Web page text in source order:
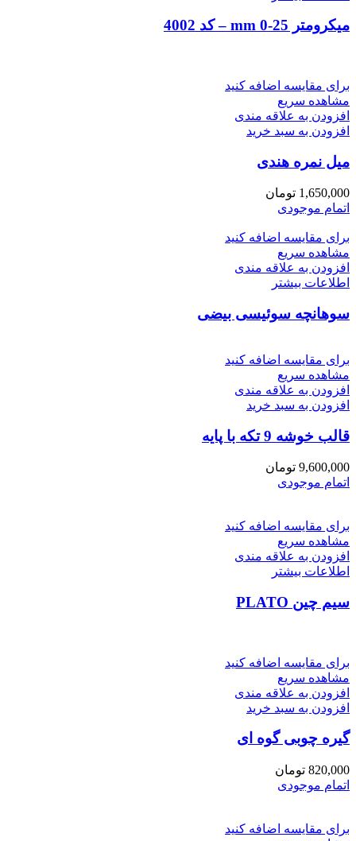
میکرومتر mm 0-25 – کد 4002
برای مقایسه اضافه کنید
مشاهده سریع
افزودن به علاقه مندی
افزودن به سبد خرید
میل نمره هندی
1,650,000 تومان
اتمام موجودی
برای مقایسه اضافه کنید
مشاهده سریع
افزودن به علاقه مندی
اطلاعات بیشتر
سوهانچه سوئیسی بیضی
برای مقایسه اضافه کنید
مشاهده سریع
افزودن به علاقه مندی
افزودن به سبد خرید
قالب خوشه 9 تکه با پایه
9,600,000 تومان
اتمام موجودی
برای مقایسه اضافه کنید
مشاهده سریع
افزودن به علاقه مندی
اطلاعات بیشتر
سیم چین PLATO
برای مقایسه اضافه کنید
مشاهده سریع
افزودن به علاقه مندی
افزودن به سبد خرید
گیره چوبی گوه ای
820,000 تومان
اتمام موجودی
برای مقایسه اضافه کنید